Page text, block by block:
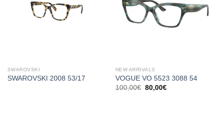
SWAROVSKI
SWAROVSKI 2008 53/17
NEW ARRIVALS
VOGUE VO 5523 3088 54
100,00€ Original
80,00€Η